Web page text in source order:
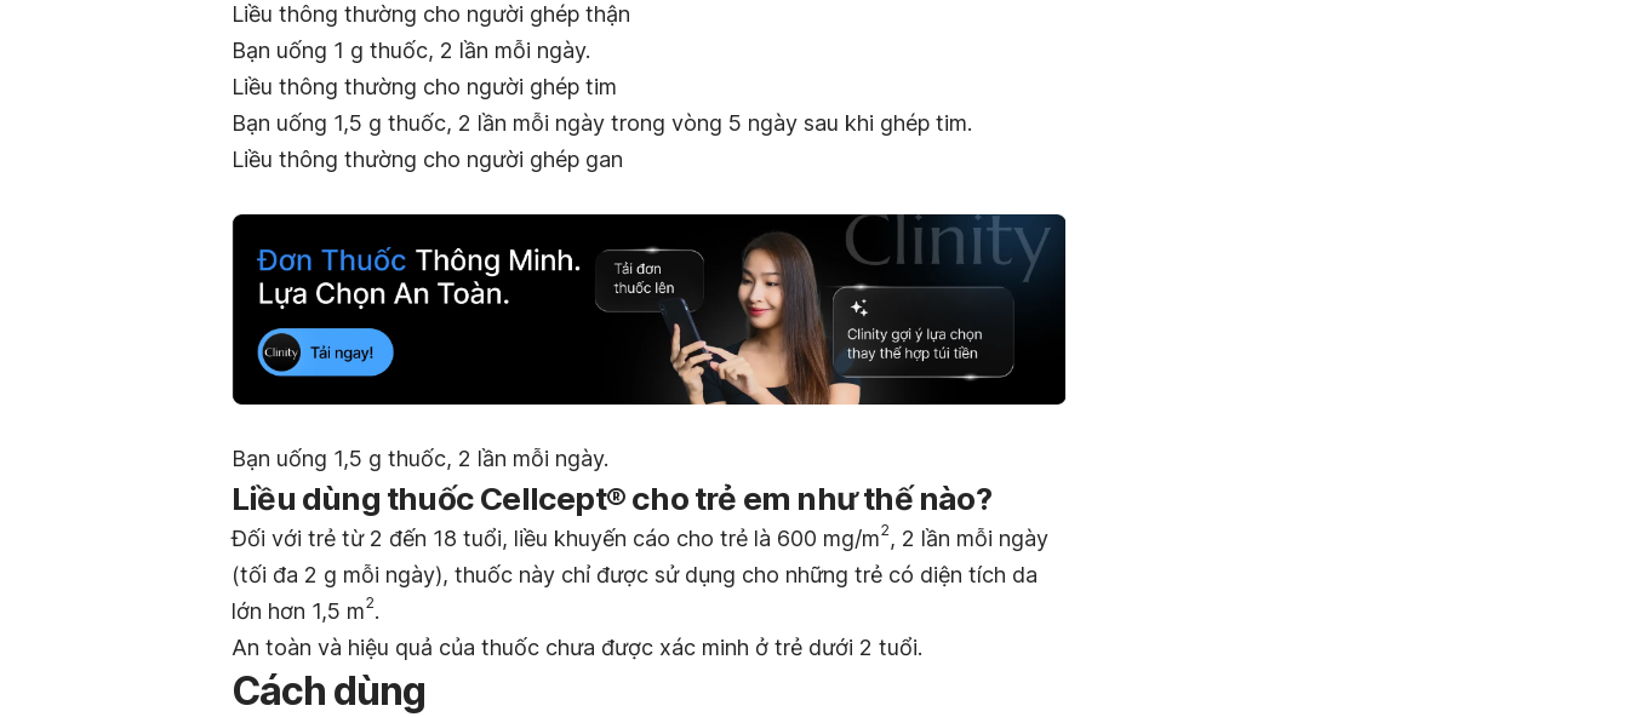
Liều thông thường cho người ghép thận
Bạn uống 1 g thuốc, 2 lần mỗi ngày.
Liều thông thường cho người ghép tim
Bạn uống 1,5 g thuốc, 2 lần mỗi ngày trong vòng 5 ngày sau khi ghép tim.
Liều thông thường cho người ghép gan
Bạn uống 1,5 g thuốc, 2 lần mỗi ngày.
Liều dùng thuốc Cellcept® cho trẻ em như thế nào?
Đối với trẻ từ 2 đến 18 tuổi, liều khuyến cáo cho trẻ là 600 mg/m2 , 2 lần mỗi ngày
(tối đa 2 g mỗi ngày), thuốc này chỉ được sử dụng cho những trẻ có diện tích da
lớn hơn 1,5 m2.
An toàn và hiệu quả của thuốc chưa được xác minh ở trẻ dưới 2 tuổi.
Cách dùng